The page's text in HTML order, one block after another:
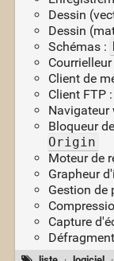
Dessin
Dessin
Schémas :
Courrielleur
Client de
Client FTP :
Navigateur
Bloqueur
Origin
Moteur de
Grapheur
Gestion de
Capture